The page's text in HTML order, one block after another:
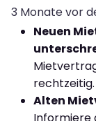
3 Monate vor
Neuen
rechtzeitig.
Alten
Informiere